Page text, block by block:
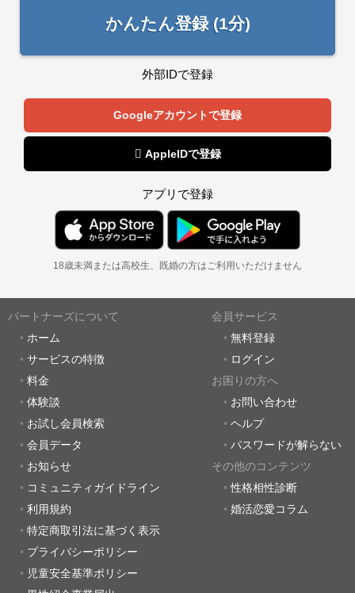
かんたん登録 (1分)
外部IDで登録
Googleアカウントで登録
 AppleIDで登録
アプリで登録
18歳未満または高校生、既婚の方はご利用いただけません
パートナーズについて
ホーム
サービスの特徴
料金
体験談
お試し会員検索
会員データ
お知らせ
コミュニティガイドライン
利用規約
特定商取引法に基づく表示
プライバシーポリシー
児童安全基準ポリシー
会員サービス
無料登録
ログイン
お困りの方へ
お問い合わせ
ヘルプ
パスワードが解らない
その他のコンテンツ
性格相性診断
婚活恋愛コラム